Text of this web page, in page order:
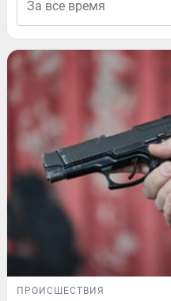
ПРОИСШЕСТВИЯ